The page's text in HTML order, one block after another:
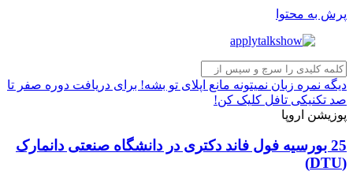
پرش به محتوا
دیگه نمره زبان نمیتونه مانع اپلای تو بشه! برای دریافت دوره صفر تا
صد تکنیکی تافل کلیک کن!
پوزیشن اروپا
25 بورسیه فول فاند دکتری در دانشگاه صنعتی دانمارک
(DTU)